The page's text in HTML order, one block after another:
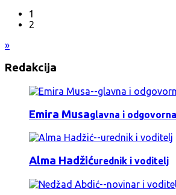
1
2
»
Redakcija
Emira Musaglavna i
Alma Hadžićurednik i voditelj